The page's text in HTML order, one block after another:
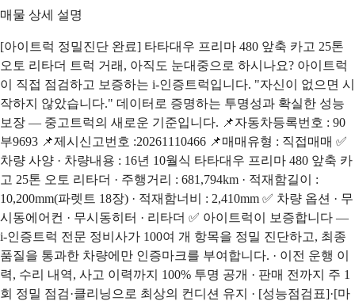
매물 상세 설명
[아이트럭 정밀진단 완료] 타타대우 프리마 480 앞축 카고 25톤
오토 리타더 트럭 거래, 아직도 눈대중으로 하시나요? 아이트럭
이 직접 점검하고 보증하는 i-인증트럭입니다. "자신이 없으면 시
작하지 않았습니다." 데이터로 증명하는 투명성과 확실한 성능
보장 — 중고트럭의 새로운 기준입니다. 📌자동차등록번호 : 90
부9693 📌제시신고번호 :20261110466 📌매매유형 : 직접매매 ✅
차량 사양 · 차량내용 : 16년 10월식 타타대우 프리마 480 앞축 카
고 25톤 오토 리타더 · 주행거리 : 681,794km · 적재함길이 :
10,200mm(파렛트 18장) · 적재함너비 : 2,410mm ✅ 차량 옵션 · 무
시동에어컨 · 무시동히터 · 리타더 ✅ 아이트럭이 보증합니다 —
i-인증트럭 전문 정비사가 100여 개 항목을 정밀 진단하고, 최종
품질을 통과한 차량에만 인증마크를 부여합니다. · 이전 운행 이
력, 수리 내역, 사고 이력까지 100% 투명 공개 · 판매 전까지 주 1
회 정밀 점검·클리닝으로 최상의 컨디션 유지 · [성능점검표]·[마